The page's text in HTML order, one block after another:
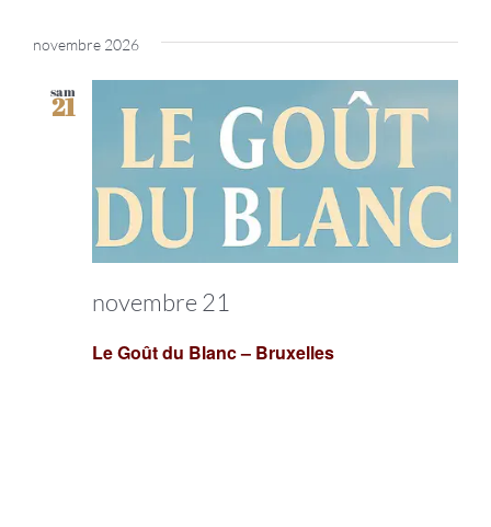
novembre 2026
sam
21
Le Goût du Blanc – Bruxelles
novembre 21